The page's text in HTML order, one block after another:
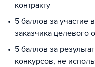
контракту
5 баллов за участие
заказчика целевого
5 баллов за
конкурсов, не